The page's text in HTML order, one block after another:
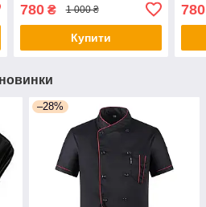
780₴ 1 000 ₴
Купити
780
–28%